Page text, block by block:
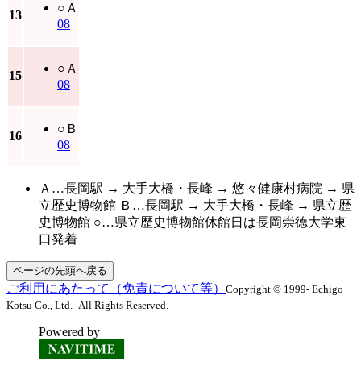
13
○ Ａ
08
15
○ Ａ
08
16
○ Ｂ
08
Ａ…長岡駅 → 大手大橋・長峰 → 悠々健康村病院 → 県
立歴史博物館 Ｂ…長岡駅 → 大手大橋・長峰 → 県立歴
史博物館 ○…県立歴史博物館休館日は長岡崇徳大学東
口発着
ページの先頭へ戻る
ご利用にあたって（免責について等） Copyright © 1999- Echigo
Kotsu Co., Ltd. All Rights Reserved.
Powered by